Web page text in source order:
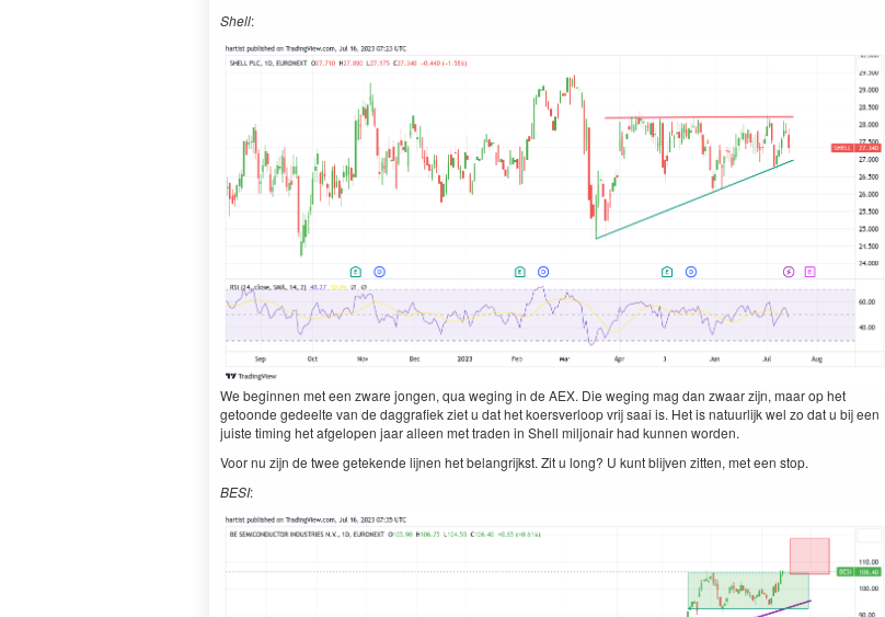
Shell:
We begin­nen met een zware jon­gen, qua weg­ing in de AEX. Die weg­ing mag dan zwaar zijn, maar op het
getoonde gedeelte van de dag­grafiek ziet u dat het koersver­loop vrij saai is. Het is natu­urlijk wel zo dat u bij een
juiste tim­ing het afgelopen jaar alleen met traden in Shell miljon­air had kun­nen worden.
Voor nu zijn de twee getek­ende lij­nen het belan­grijkst. Zit u long? U kunt bli­jven zit­ten, met een stop.
BESI: